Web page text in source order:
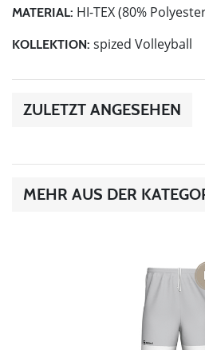
MATERIAL: HI-TEX (80%
KOLLEKTION: spized Volleyball
ZULETZT ANGESEHEN
MEHR AUS DER